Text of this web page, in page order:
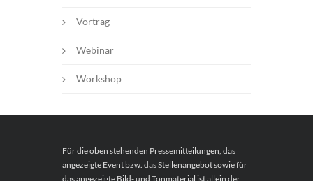
Vortrag
Webinar
Workshop
Für die oben stehenden Pressemitteilungen, das
angezeigte Event bzw. das Stellenangebot sowie für
das angezeigte Bild- und Tonmaterial ist allein der